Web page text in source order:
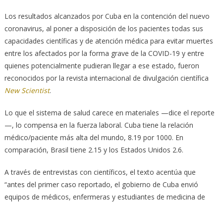
Los resultados alcanzados por Cuba en la contención del nuevo
coronavirus, al poner a disposición de los pacientes todas sus
capacidades científicas y de atención médica para evitar muertes
entre los afectados por la forma grave de la COVID-19 y entre
quienes potencialmente pudieran llegar a ese estado, fueron
reconocidos por la revista internacional de divulgación científica
New Scientist.
Lo que el sistema de salud carece en materiales —dice el reporte
—, lo compensa en la fuerza laboral. Cuba tiene la relación
médico/paciente más alta del mundo, 8.19 por 1000. En
comparación, Brasil tiene 2.15 y los Estados Unidos 2.6.
A través de entrevistas con científicos, el texto acentúa que
“antes del primer caso reportado, el gobierno de Cuba envió
equipos de médicos, enfermeras y estudiantes de medicina de